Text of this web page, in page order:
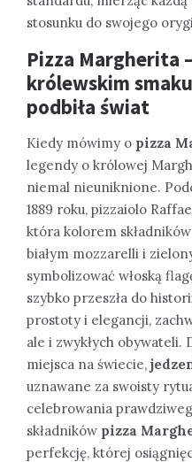
stosunku do swojego
Pizza Margherita
królewskim
podbiła świat
Kiedy mówimy o pizza
legendy o królowej
niemal nieuniknione.
1889 roku, pizzaiolo
która kolorem
białym mozzarelli i
symbolizować włoską
szybko przeszła do
prostoty i elegancji,
ale i zwykłych obywateli.
miejsca na świecie,
uznawane za swoisty
celebrowania
składników pizza
perfekcję, której